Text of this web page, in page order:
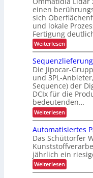
e
r
h
ä
l
l
i
c
h
k
u
r
z
f
r
i
s
t
i
g
e
E
i
n
s
ä
t
f
ü
r
d
a
s
K
I
-
Z
e
i
a
l
t
e
r
r
t
e
r
-
T
e
s
t
c
e
n
t
e
r
f
ü
r
einen
sich
und lokale
Fertigung
Weiterlesen:
S
c
h
n
e
l
l
e
r
e
P
r
o
z
e
s
s
r
Die Jipocar-
und 3PL-
Sequence) der
DCIx für die
bedeutenden…
Weiterlesen:
S
q
u
e
n
z
l
Automatisiertes
Das Schüttorfer
jährlich ein
Weiterlesen:
A